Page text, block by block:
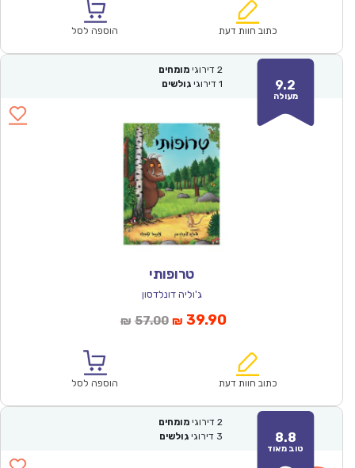
₪57.00.
הוא:
כתוב חוות דעת הוספה לסל
9.2
מעולה
2 דירוגי מומחים
1 דירוגי גולשים
טרופותי
ג'וליה דונלדסון
₪ 57.00המחיר
₪57.00.
₪ 39.90המחיר
הוא:
כתוב חוות דעת הוספה לסל
8.8
טוב מאוד
2 דירוגי מומחים
3 דירוגי גולשים